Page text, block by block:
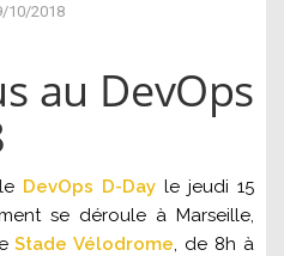
10/2018
au DevOps
DevOps D-Day le jeudi 15
se déroule à Marseille,
Stade Vélodrome, de 8h à